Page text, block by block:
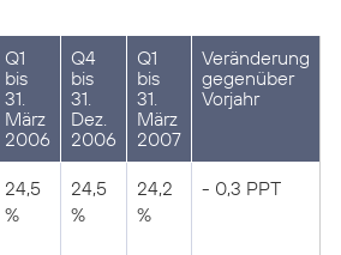
Q1
bis
31.
März
2006
Q4
bis
31.
Dez.
2006
Q1
bis
31.
März
2007
Veränderung
gegenüber
Vorjahr
24,5
%
24,5
%
24,2
%
- 0,3 PPT